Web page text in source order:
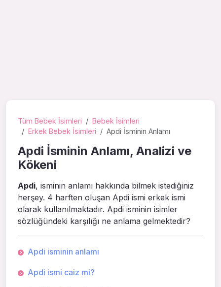
Tüm Bebek İsimleri
Bebek İsimleri
Erkek Bebek İsimleri
Apdi İsminin Anlamı
Apdi İsminin Anlamı, Analizi ve
Kökeni
Apdi, isminin anlamı hakkında bilmek istediğiniz
herşey. 4 harften oluşan Apdi ismi erkek ismi
olarak kullanılmaktadır. Apdi isminin isimler
sözlüğündeki karşılığı ne anlama gelmektedir?
Apdi isminin anlamı
Apdi ismi caiz mi?